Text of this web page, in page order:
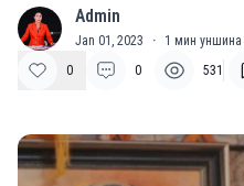
A Admin
Jan 01, 2023 · 1 мин уншина
0
0 531